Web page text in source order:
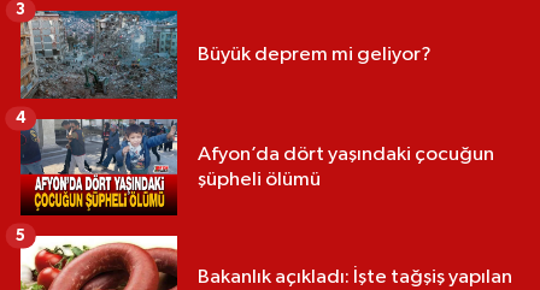
Büyük deprem mi geliyor?
3
Afyon’da dört yaşındaki çocuğun
şüpheli ölümü
4
Bakanlık açıkladı: İşte tağşiş yapılan
5